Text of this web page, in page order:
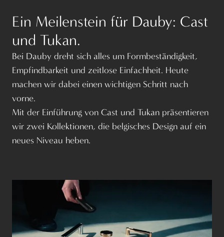
Ein Meilenstein für Dauby: Cast
und Tukan.
Bei Dauby dreht sich alles um Formbeständigkeit,
Empfindbarkeit und zeitlose Einfachheit. Heute
machen wir dabei einen wichtigen Schritt nach
vorne.
Mit der Einführung von Cast und Tukan präsentieren
wir zwei Kollektionen, die belgisches Design auf ein
neues Niveau heben.